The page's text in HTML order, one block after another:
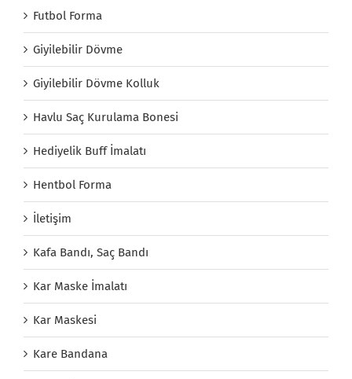
Futbol Forma
Giyilebilir Dövme
Giyilebilir Dövme Kolluk
Havlu Saç Kurulama Bonesi
Hediyelik Buff İmalatı
Hentbol Forma
İletişim
Kafa Bandı, Saç Bandı
Kar Maske İmalatı
Kar Maskesi
Kare Bandana